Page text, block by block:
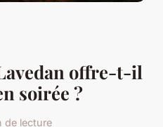
offre-t-il
soirée ?
de lecture